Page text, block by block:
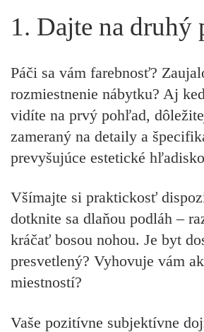
1. Dajte na druhý
Páči sa vám farebnosť?
rozmiestnenie nábytku? Aj
vidíte na prvý pohľad,
zameraný na detaily a
prevyšujúce estetické
Všímajte si praktickosť
dotknite sa dlaňou podláh –
kráčať bosou nohou. Je byt
presvetlený? Vyhovuje vám
miestností?
Vaše pozitívne subjektívne